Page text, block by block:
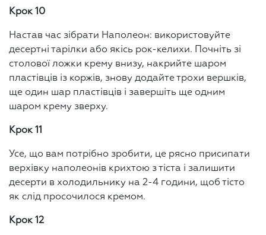
Крок 10
Настав час зібрати Наполеон: використовуйте
десертні тарілки або якісь рок-келихи. Почніть зі
столової ложки крему внизу, накрийте шаром
пластівців із коржів, знову додайте трохи вершків,
ще один шар пластівців і завершіть ще одним
шаром крему зверху.
Крок 11
Усе, що вам потрібно зробити, це рясно присипати
верхівку наполеонів крихтою з тіста і залишити
десерти в холодильнику на 2-4 години, щоб тісто
як слід просочилося кремом.
Крок 12